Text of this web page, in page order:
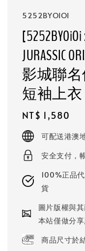
5252BYOIOI
[5252BYOiOi
JURASSIC
影城聯
短袖上衣
Regular
price
NT$ 1,580
可配送港澳
安全支付，
100%正品
貨
圖片版權與
本站僅做分
商品尺寸於